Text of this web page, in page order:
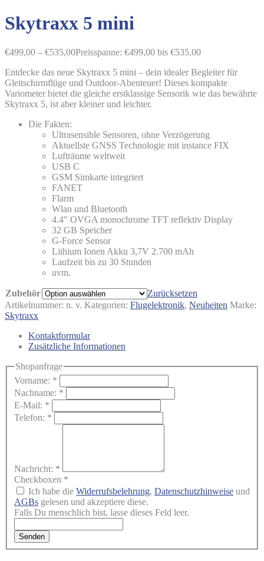
Skytraxx 5 mini
€499,00 – €535,00Preisspanne: €499,00 bis €535,00
Entdecke das neue Skytraxx 5 mini – dein idealer Begleiter für
Gleitschirmflüge und Outdoor-Abenteuer! Dieses kompakte
Variometer bietet die gleiche erstklassige Sensorik wie das bewährte
Skytraxx 5, ist aber kleiner und leichter.
Die Fakten:
Ultrasensible Sensoren, ohne Verzögerung
Aktuellste GNSS Technologie mit instance FIX
Lufträume weltweit
USB C
GSM Simkarte integriert
FANET
Flarm
Wlan und Bluetooth
4.4″ OVGA monochrome TFT reflektiv Display
32 GB Speicher
G-Force Sensor
Lithium Ionen Akku 3,7V 2.700 mAh
Laufzeit bis zu 30 Stunden
uvm.
Zubehör
Zurücksetzen
Artikelnummer: n. v. Kategorien: Flugelektronik, Neuheiten Marke:
Skytraxx
Kontaktformular
Zusätzliche Informationen
Shopanfrage
Vorname: *
Nachname: *
E-Mail: *
Telefon: *
Nachricht: *
Checkboxen *
Ich habe die Widerrufsbelehrung, Datenschutzhinweise und
AGBs gelesen und akzeptiere diese.
Falls Du menschlich bist, lasse dieses Feld leer.
Senden